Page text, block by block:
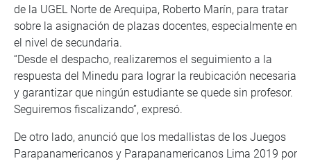
de la UGEL Norte de Arequipa, Roberto Marín, para tratar
sobre la asignación de plazas docentes, especialmente en
el nivel de secundaria.
“Desde el despacho, realizaremos el seguimiento a la
respuesta del Minedu para lograr la reubicación necesaria
y garantizar que ningún estudiante se quede sin profesor.
Seguiremos fiscalizando”, expresó.
De otro lado, anunció que los medallistas de los Juegos
Parapanamericanos y Parapanamericanos Lima 2019 por